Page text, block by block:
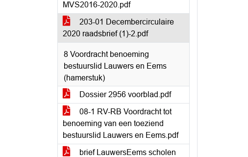
MVS2016-2020.pdf
203-01 Decembercirculaire
2020 raadsbrief (1)-2.pdf
8 Voordracht benoeming
bestuurslid Lauwers en Eems
(hamerstuk)
Dossier 2956 voorblad.pdf
08-1 RV-RB Voordracht tot
benoeming van een toeziend
bestuurslid Lauwers en Eems.pdf
brief LauwersEems scholen